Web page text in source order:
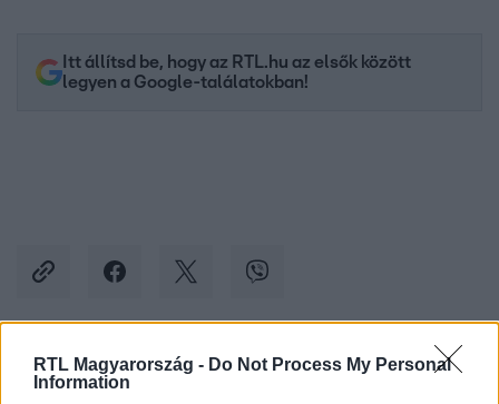
RTL Magyarország - Do Not Process My Personal
Information
Itt állítsd be, hogy az RTL.hu az elsők között
legyen a Google-találatokban!
Kövess minket, és értesülj a friss hírekről a